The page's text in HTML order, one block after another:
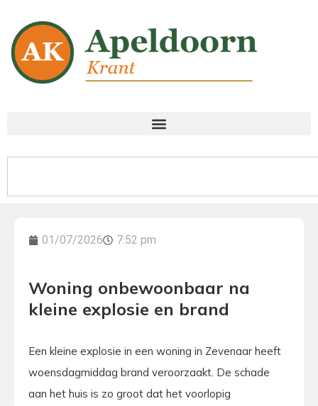
01/07/2026 7:52 pm
Woning onbewoonbaar na
kleine explosie en brand
Een kleine explosie in een woning in Zevenaar heeft
woensdagmiddag brand veroorzaakt. De schade
aan het huis is zo groot dat het voorlopig